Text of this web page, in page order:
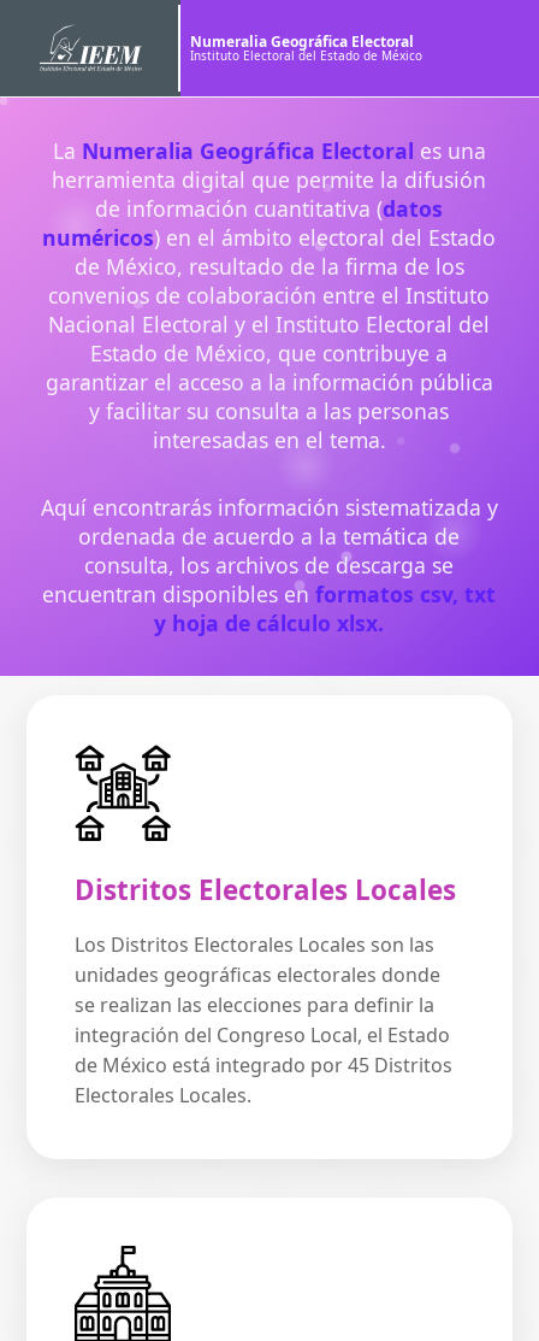
Numeralia Geográfica Electoral
Instituto Electoral del Estado de México
La Numeralia Geográfica Electoral es una
herramienta digital que permite la difusión
de información cuantitativa (datos
numéricos) en el ámbito electoral del Estado
de México, resultado de la firma de los
convenios de colaboración entre el Instituto
Nacional Electoral y el Instituto Electoral del
Estado de México, que contribuye a
garantizar el acceso a la información pública
y facilitar su consulta a las personas
interesadas en el tema.
Aquí encontrarás información sistematizada y
ordenada de acuerdo a la temática de
consulta, los archivos de descarga se
encuentran disponibles enformatos csv, txt
y hoja de cálculo xlsx.
Distritos Electorales Locales
Los Distritos Electorales Locales son las
unidades geográficas electorales donde
se realizan las elecciones para definir la
integración del Congreso Local, el Estado
de México está integrado por 45 Distritos
Electorales Locales.